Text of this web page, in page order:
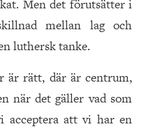
Men det förutsätter i
mellan lag och
luthersk tanke.
är rätt, där är centrum,
när det gäller vad som
acceptera att vi har en